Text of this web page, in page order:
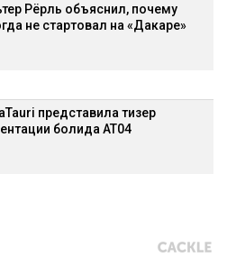
Рёрль объяснил, почему
не стартовал на «Дакаре»
представила тизер
болида AT04